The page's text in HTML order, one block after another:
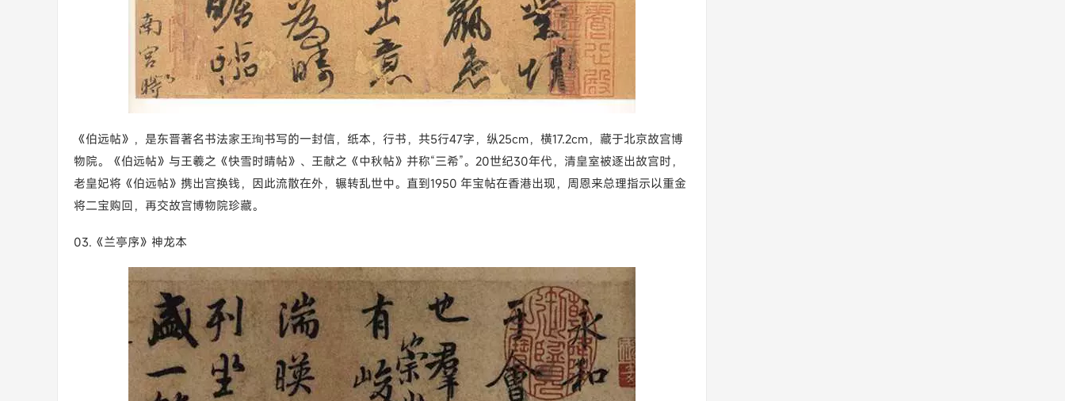
《伯远帖》，是东晋著名书法家王珣书写的一封信，纸本，行书，共5行47字，纵25cm，横17.2cm，藏于北京故宫博
物院。《伯远帖》与王羲之《快雪时晴帖》、王献之《中秋帖》并称“三希”。20世纪30年代，清皇室被逐出故宫时，
老皇妃将《伯远帖》携出宫换钱，因此流散在外，辗转乱世中。直到1950 年宝帖在香港出现，周恩来总理指示以重金
将二宝购回，再交故宫博物院珍藏。
03.《兰亭序》神龙本